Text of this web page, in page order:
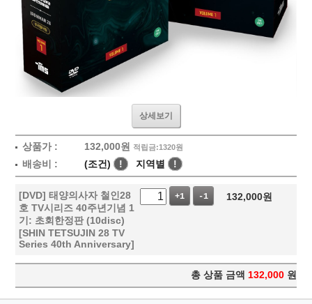
상세보기
상품가 : 132,000원 적립금:1320원
배송비 : (조건) ! 지역별 !
[DVD] 태양의사자 철인28
호 TV시리즈 40주년기념 1
기: 초회한정판 (10disc)
[SHIN TETSUJIN 28 TV
Series 40th Anniversary]
+1 -1 132,000원
총 상품 금액 132,000 원